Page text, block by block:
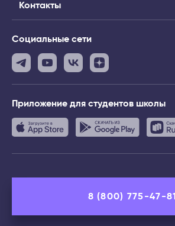
Контакты
Социальные сети
Приложение для студентов школы
8 (800) 775-47-81